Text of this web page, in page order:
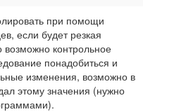
при помощи
если будет резкая
возможно контрольное
понадобиться и
изменения, возможно в
этому значения (нужно